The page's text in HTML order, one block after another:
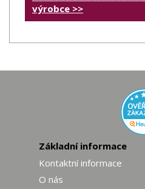
výrobce >>
Základní informace
Kontaktní informace
O nás